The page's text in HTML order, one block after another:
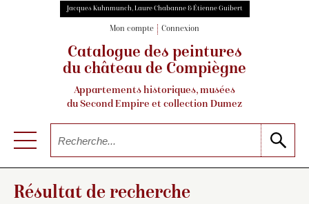
Jacques Kuhnmunch, Laure Chabanne & Étienne Guibert
Mon compte Connexion
Catalogue des peintures
du château de Compiègne
Appartements historiques, musées
du Second Empire et collection Dumez
Résultat de recherche